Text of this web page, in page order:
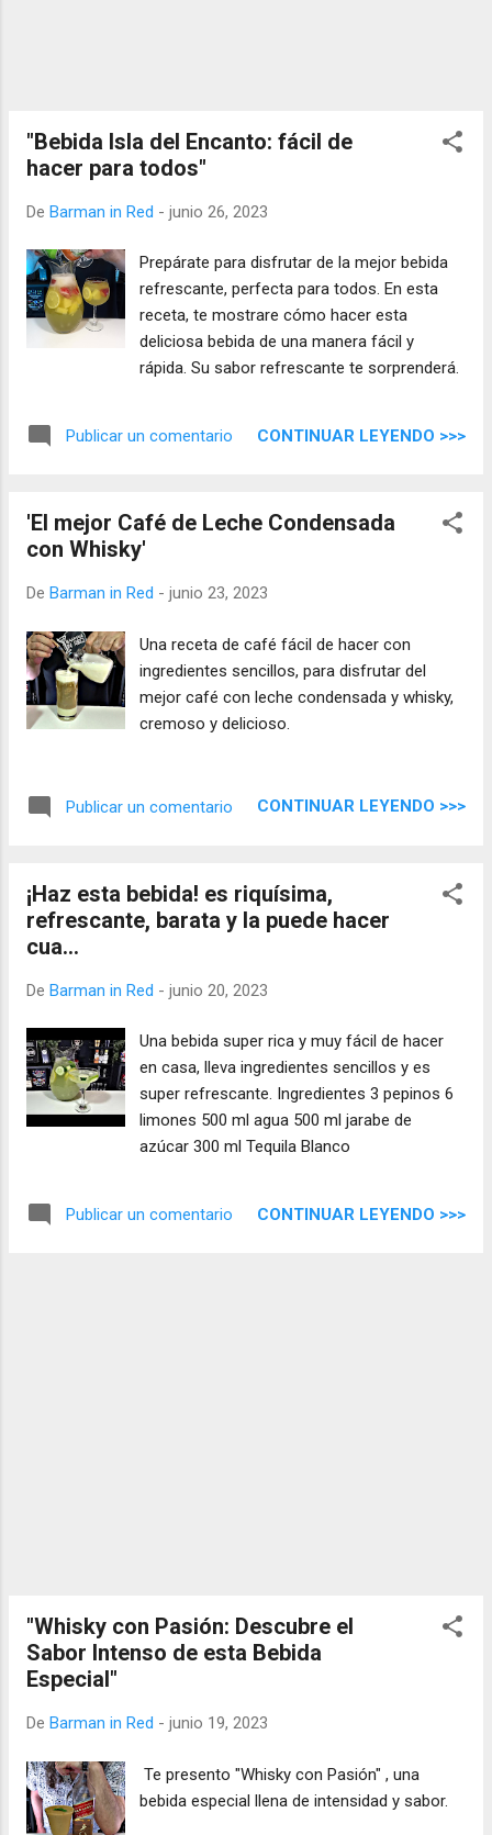
"Bebida Isla del Encanto: fácil de
hacer para todos"
De Barman in Red - junio 26, 2023
Prepárate para disfrutar de la mejor bebida
refrescante, perfecta para todos. En esta
receta, te mostrare cómo hacer esta
deliciosa bebida de una manera fácil y
rápida. Su sabor refrescante te sorprenderá.
Publicar un comentario CONTINUAR LEYENDO >>>
'El mejor Café de Leche Condensada
con Whisky'
De Barman in Red - junio 23, 2023
Una receta de café fácil de hacer con
ingredientes sencillos, para disfrutar del
mejor café con leche condensada y whisky,
cremoso y delicioso.
Publicar un comentario CONTINUAR LEYENDO >>>
¡Haz esta bebida! es riquísima,
refrescante, barata y la puede hacer
cua...
De Barman in Red - junio 20, 2023
Una bebida super rica y muy fácil de hacer
en casa, lleva ingredientes sencillos y es
super refrescante. Ingredientes 3 pepinos 6
limones 500 ml agua 500 ml jarabe de
azúcar 300 ml Tequila Blanco
Publicar un comentario CONTINUAR LEYENDO >>>
"Whisky con Pasión: Descubre el
Sabor Intenso de esta Bebida
Especial"
De Barman in Red - junio 19, 2023
Te presento "Whisky con Pasión" , una
bebida especial llena de intensidad y sabor.